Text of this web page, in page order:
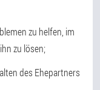
zu helfen, im
zu lösen;
des Ehepartners